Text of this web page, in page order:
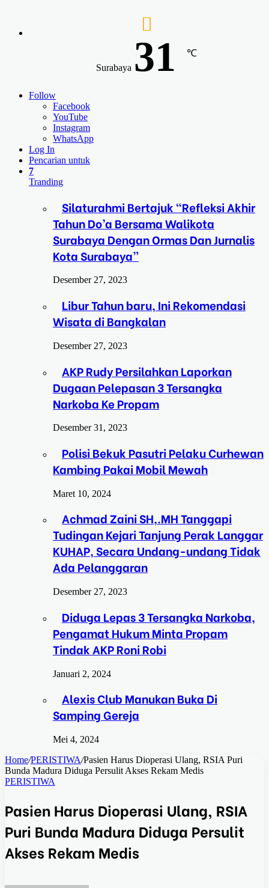
Surabaya 31 ℃
Follow
Facebook
YouTube
Instagram
WhatsApp
Log In
Pencarian untuk
7
Tranding
Silaturahmi Bertajuk “Refleksi Akhir
Tahun Do’a Bersama Walikota
Surabaya Dengan Ormas Dan Jurnalis
Kota Surabaya”
Desember 27, 2023
Libur Tahun baru, Ini Rekomendasi
Wisata di Bangkalan
Desember 27, 2023
AKP Rudy Persilahkan Laporkan
Dugaan Pelepasan 3 Tersangka
Narkoba Ke Propam
Desember 31, 2023
Polisi Bekuk Pasutri Pelaku Curhewan
Kambing Pakai Mobil Mewah
Maret 10, 2024
Achmad Zaini SH,.MH Tanggapi
Tudingan Kejari Tanjung Perak Langgar
KUHAP, Secara Undang-undang Tidak
Ada Pelanggaran
Desember 27, 2023
Diduga Lepas 3 Tersangka Narkoba,
Pengamat Hukum Minta Propam
Tindak AKP Roni Robi
Januari 2, 2024
Alexis Club Manukan Buka Di
Samping Gereja
Mei 4, 2024
Home/PERISTIWA/Pasien Harus Dioperasi Ulang, RSIA Puri
Bunda Madura Diduga Persulit Akses Rekam Medis
PERISTIWA
Pasien Harus Dioperasi Ulang, RSIA
Puri Bunda Madura Diduga Persulit
Akses Rekam Medis